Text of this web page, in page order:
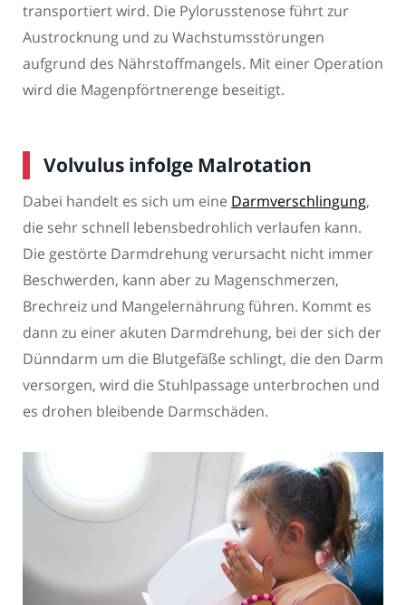
transportiert wird. Die Pylorusstenose führt zur
Austrocknung und zu Wachstumsstörungen
aufgrund des Nährstoffmangels. Mit einer Operation
wird die Magenpförtnerenge beseitigt.
Volvulus infolge Malrotation
Dabei handelt es sich um eine Darmverschlingung,
die sehr schnell lebensbedrohlich verlaufen kann.
Die gestörte Darmdrehung verursacht nicht immer
Beschwerden, kann aber zu Magenschmerzen,
Brechreiz und Mangelernährung führen. Kommt es
dann zu einer akuten Darmdrehung, bei der sich der
Dünndarm um die Blutgefäße schlingt, die den Darm
versorgen, wird die Stuhlpassage unterbrochen und
es drohen bleibende Darmschäden.